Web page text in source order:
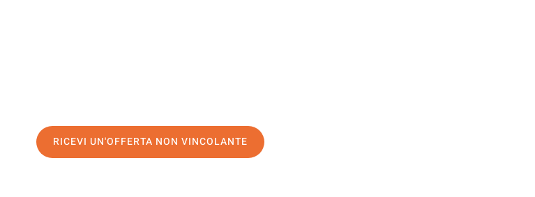
RICEVI UN'OFFERTA NON VINCOLANTE